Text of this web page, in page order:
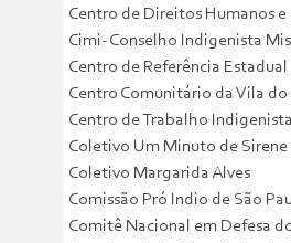
Centro de Direitos Humanos e
Cimi- Conselho Indigenista
Centro de Referência
Centro Comunitário da Vila do
Centro de Trabalho Indigenista
Coletivo Um Minuto de Sirene
Coletivo Margarida Alves
Comissão Pró Indio de São
Comitê Nacional em Defesa